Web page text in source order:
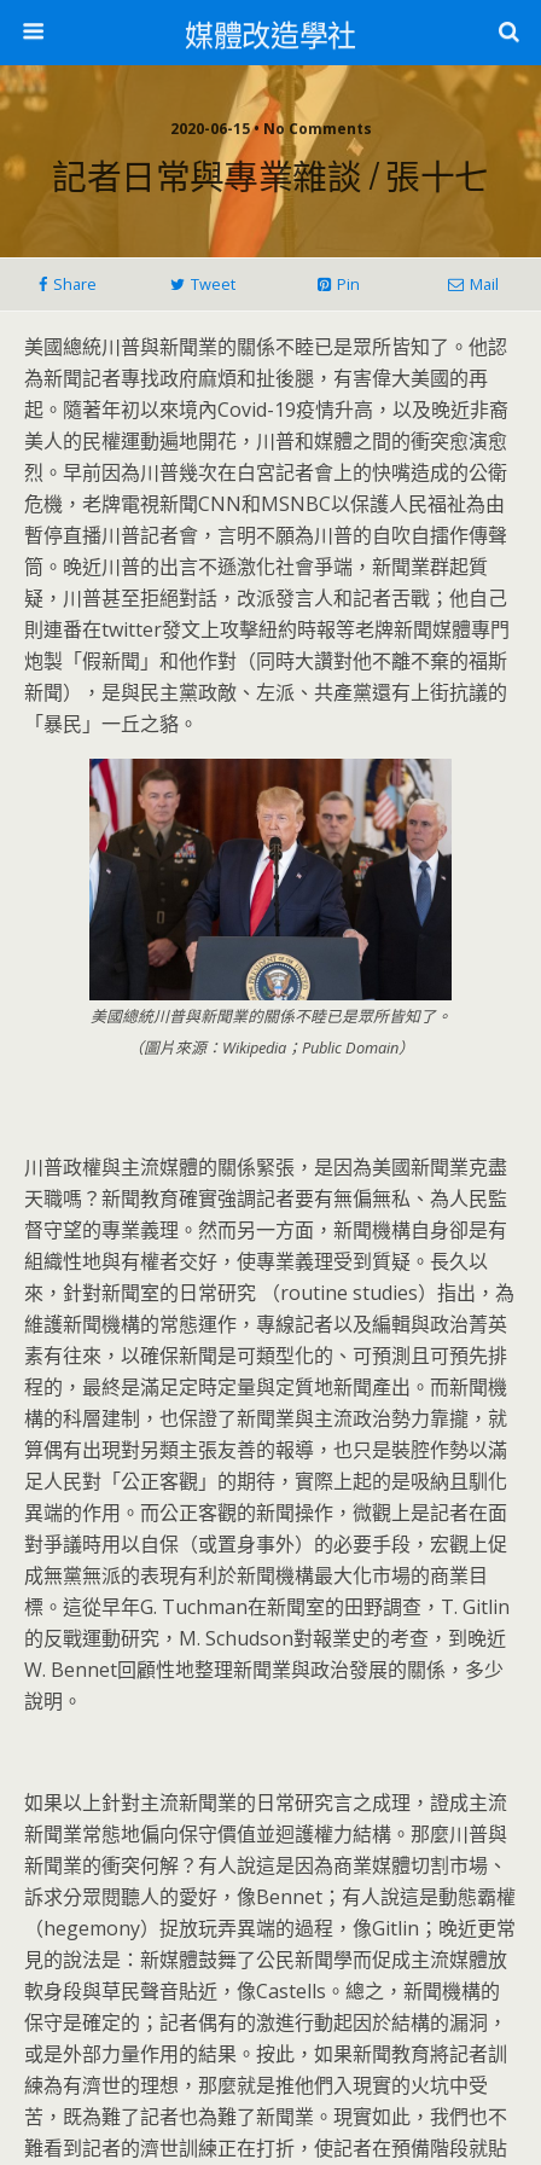
媒體改造學社
2020-06-15 • No Comments
記者日常與專業雜談 / 張十七
Share Tweet Pin Mail
美國總統川普與新聞業的關係不睦已是眾所皆知了。 他認
為新聞記者專找政府麻煩和扯後腿，有害偉大美國的再
起。 隨著年初以來境內Covid-19疫情升高， 以及晚近非裔
美人的民權運動遍地開花， 川普和媒體之間的衝突愈演愈
烈。 早前因為川普幾次在白宮記者會上的快嘴造成的公衛
危機， 老牌電視新聞CNN和MSNBC以保護人民福祉為由
暫停直播川普記者會，言明不願為川普的自吹自擂作傳聲
筒。 晚近川普的出言不遜激化社會爭端，新聞業群起質
疑， 川普甚至拒絕對話，改派發言人和記者舌戰；他自己
則連番在twitter發文上攻擊紐約時報等老牌新聞媒體專門
炮製「假新聞」 和他作對（同時大讚對他不離不棄的福斯
新聞），是與民主黨政敵、 左派、共產黨還有上街抗議的
「暴民」一丘之貉。
美國總統川普與新聞業的關係不睦已是眾所皆知了。
（圖片來源：Wikipedia；Public Domain）
川普政權與主流媒體的關係緊張，是因為美國新聞業克盡
天職嗎？新聞教育確實強調記者要有無偏無私、為人民監
督守望的專業義理。 然而另一方面，新聞機構自身卻是有
組織性地與有權者交好， 使專業義理受到質疑。長久以
來，針對新聞室的日常研究 （routine studies）指出，為
維護新聞機構的常態運作， 專線記者以及編輯與政治菁英
素有往來，以確保新聞是可類型化的、 可預測且可預先排
程的，最終是滿足定時定量與定質地新聞產出。 而新聞機
構的科層建制，也保證了新聞業與主流政治勢力靠攏， 就
算偶有出現對另類主張友善的報導， 也只是裝腔作勢以滿
足人民對「公正客觀」的期待， 實際上起的是吸納且馴化
異端的作用。而公正客觀的新聞操作， 微觀上是記者在面
對爭議時用以自保（或置身事外）的必要手段， 宏觀上促
成無黨無派的表現有利於新聞機構最大化市場的商業目
標。 這從早年G. Tuchman在新聞室的田野調查，T. Gitlin
的反戰運動研究，M. Schudson對報業史的考查，到晚近
W. Bennet回顧性地整理新聞業與政治發展的關係，多少
說明。
如果以上針對主流新聞業的日常研究言之成理， 證成主流
新聞業常態地偏向保守價值並迴護權力結構。 那麼川普與
新聞業的衝突何解？有人說這是因為商業媒體切割市場、
訴求分眾閱聽人的愛好，像Bennet；有人說這是動態霸權
（hegemony）捉放玩弄異端的過程，像Gitlin； 晚近更常
見的說法是： 新媒體鼓舞了公民新聞學而促成主流媒體放
軟身段與草民聲音貼近， 像Castells。總之，新聞機構的
保守是確定的； 記者偶有的激進行動起因於結構的漏洞，
或是外部力量作用的結果。 按此，如果新聞教育將記者訓
練為有濟世的理想， 那麼就是推他們入現實的火坑中受
苦， 既為難了記者也為難了新聞業。現實如此， 我們也不
難看到記者的濟世訓練正在打折， 使記者在預備階段就貼